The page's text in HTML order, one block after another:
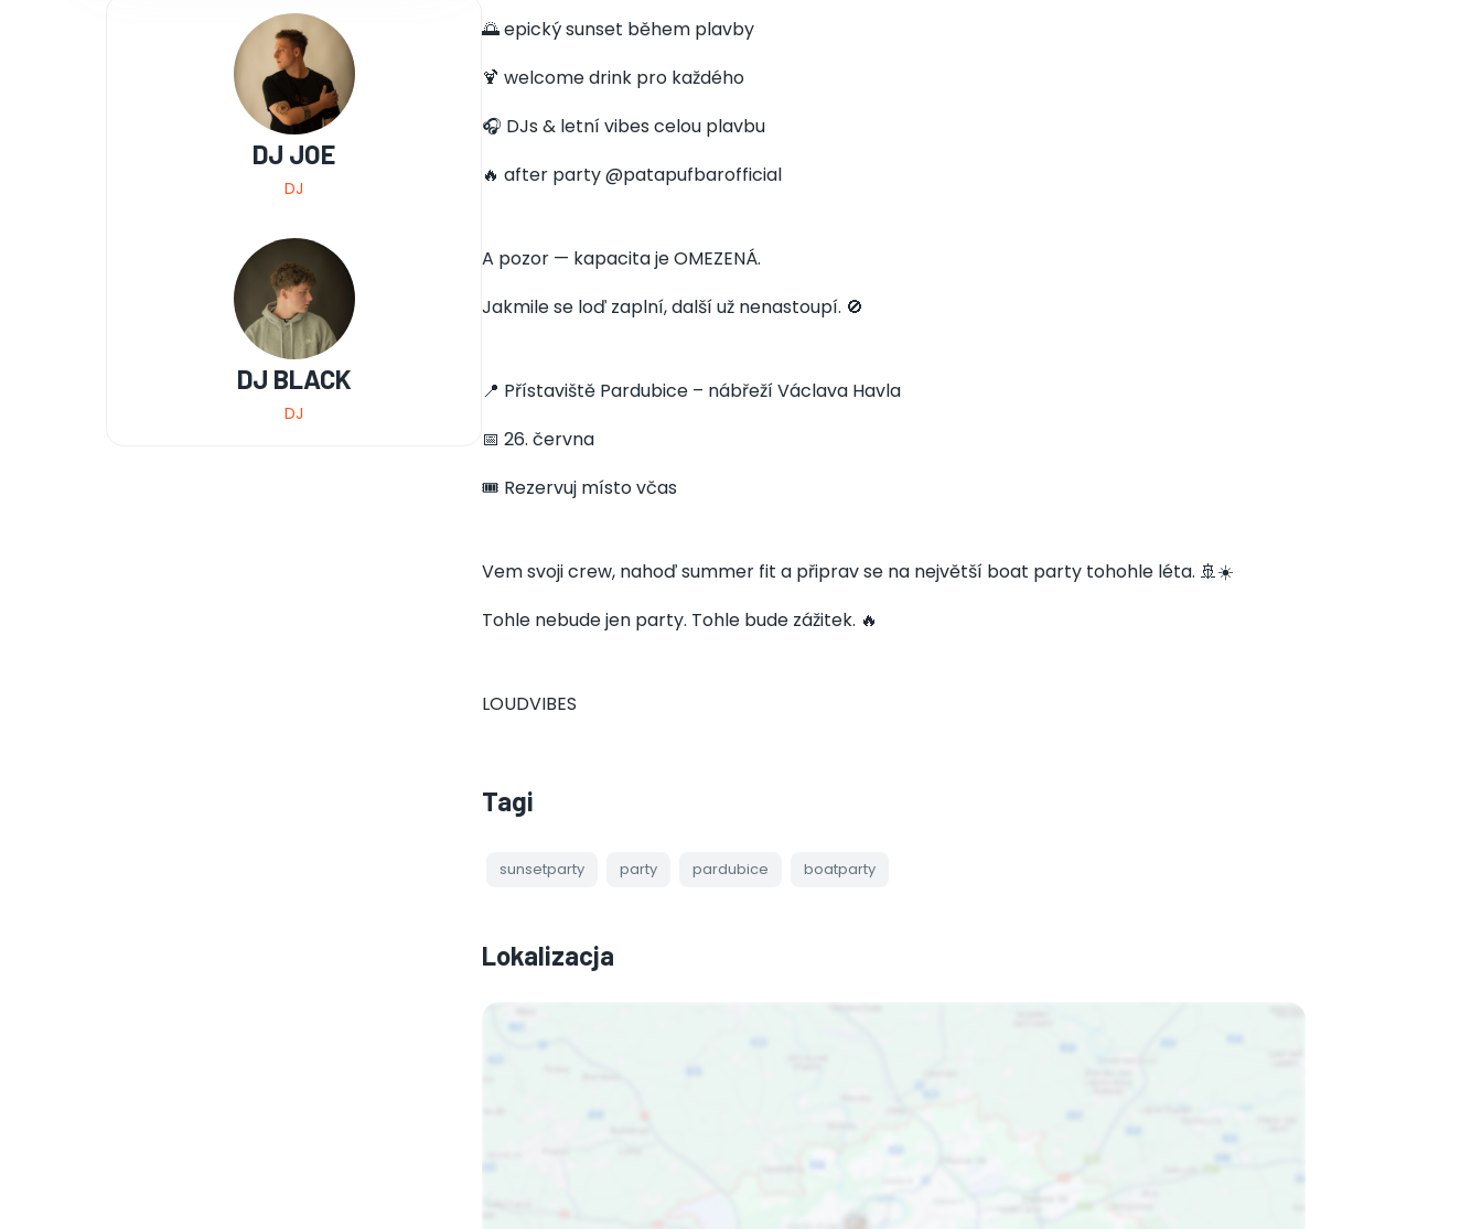
DJ JOE
DJ
DJ BLACK
DJ
🌅 epický sunset během plavby
🍹 welcome drink pro každého
🎧 DJs & letní vibes celou plavbu
🔥 after party @patapufbarofficial
A pozor — kapacita je OMEZENÁ.
Jakmile se loď zaplní, další už nenastoupí. 🚫
📍 Přístaviště Pardubice – nábřeží Václava Havla
📅 26. června
🎟️ Rezervuj místo včas
Vem svoji crew, nahoď summer fit a připrav se na největší boat party tohohle léta. 🚢☀️
Tohle nebude jen party. Tohle bude zážitek. 🔥
LOUDVIBES
Tagi
sunsetparty party pardubice boatparty
Lokalizacja